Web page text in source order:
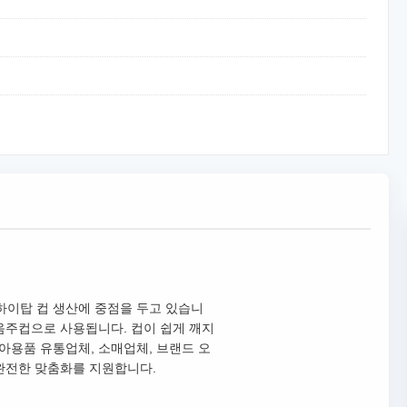
탑 컵 생산에 중점을 두고 있습니
컵으로 사용됩니다. 컵이 쉽게 깨지
용품 유통업체, 소매업체, 브랜드 오
한 맞춤화를 지원합니다.